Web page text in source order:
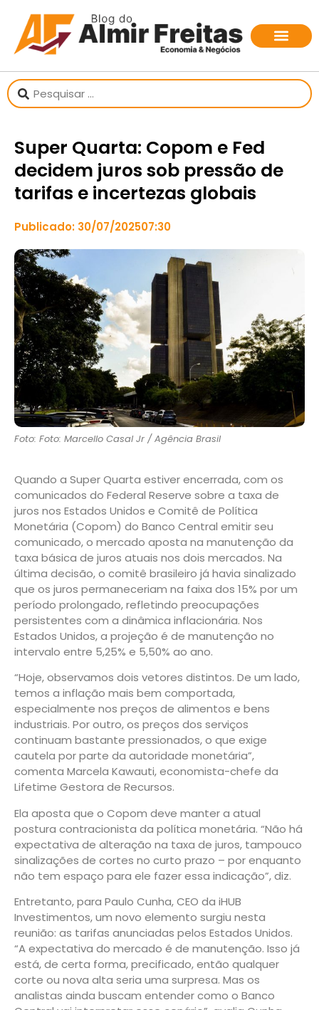
Super Quarta: Copom e Fed
decidem juros sob pressão de
tarifas e incertezas globais
Publicado: 30/07/202507:30
Foto: Foto: Marcello Casal Jr / Agência Brasil
Quando a Super Quarta estiver encerrada, com os
comunicados do Federal Reserve sobre a taxa de
juros nos Estados Unidos e Comitê de Política
Monetária (Copom) do Banco Central emitir seu
comunicado, o mercado aposta na manutenção da
taxa básica de juros atuais nos dois mercados. Na
última decisão, o comitê brasileiro já havia sinalizado
que os juros permaneceriam na faixa dos 15% por um
período prolongado, refletindo preocupações
persistentes com a dinâmica inflacionária. Nos
Estados Unidos, a projeção é de manutenção no
intervalo entre 5,25% e 5,50% ao ano.
“Hoje, observamos dois vetores distintos. De um lado,
temos a inflação mais bem comportada,
especialmente nos preços de alimentos e bens
industriais. Por outro, os preços dos serviços
continuam bastante pressionados, o que exige
cautela por parte da autoridade monetária”,
comenta Marcela Kawauti, economista-chefe da
Lifetime Gestora de Recursos.
Ela aposta que o Copom deve manter a atual
postura contracionista da política monetária. “Não há
expectativa de alteração na taxa de juros, tampouco
sinalizações de cortes no curto prazo – por enquanto
não tem espaço para ele fazer essa indicação”, diz.
Entretanto, para Paulo Cunha, CEO da iHUB
Investimentos, um novo elemento surgiu nesta
reunião: as tarifas anunciadas pelos Estados Unidos.
“A expectativa do mercado é de manutenção. Isso já
está, de certa forma, precificado, então qualquer
corte ou nova alta seria uma surpresa. Mas os
analistas ainda buscam entender como o Banco